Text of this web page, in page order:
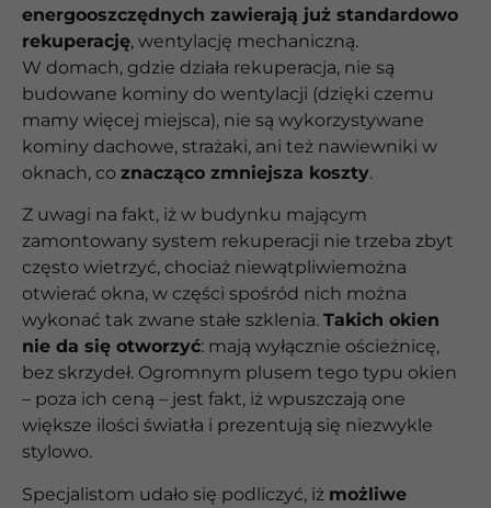
energooszczędnych zawierają już standardowo
rekuperację, wentylację mechaniczną.
W domach, gdzie działa rekuperacja, nie są
budowane kominy do wentylacji (dzięki czemu
mamy więcej miejsca), nie są wykorzystywane
kominy dachowe, strażaki, ani też nawiewniki w
oknach, co znacząco zmniejsza koszty.
Z uwagi na fakt, iż w budynku mającym
zamontowany system rekuperacji nie trzeba zbyt
często wietrzyć, chociaż niewątpliwiemożna
otwierać okna, w części spośród nich można
wykonać tak zwane stałe szklenia. Takich okien
nie da się otworzyć: mają wyłącznie ościeżnicę,
bez skrzydeł. Ogromnym plusem tego typu okien
– poza ich ceną – jest fakt, iż wpuszczają one
większe ilości światła i prezentują się niezwykle
stylowo.
Specjalistom udało się podliczyć, iż możliwe